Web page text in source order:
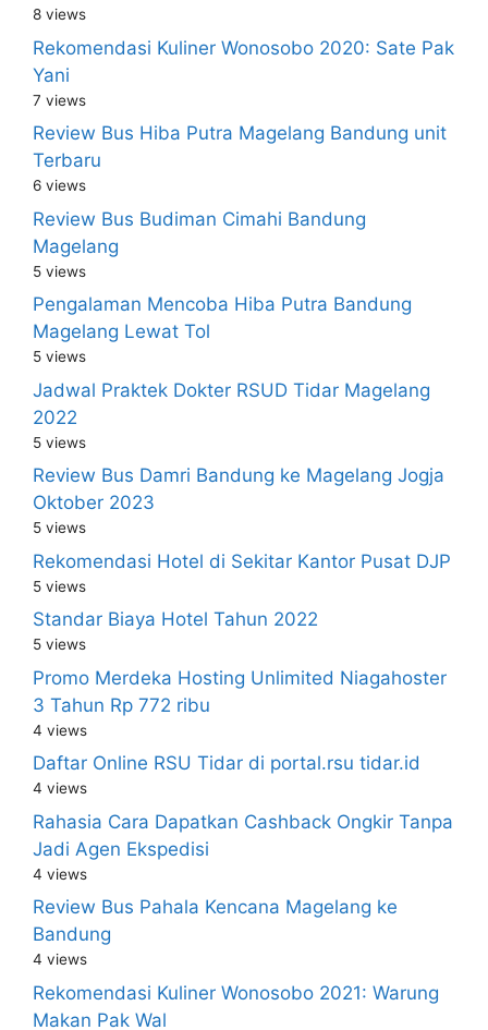
8 views
Rekomendasi Kuliner Wonosobo 2020: Sate Pak
Yani
7 views
Review Bus Hiba Putra Magelang Bandung unit
Terbaru
6 views
Review Bus Budiman Cimahi Bandung
Magelang
5 views
Pengalaman Mencoba Hiba Putra Bandung
Magelang Lewat Tol
5 views
Jadwal Praktek Dokter RSUD Tidar Magelang
2022
5 views
Review Bus Damri Bandung ke Magelang Jogja
Oktober 2023
5 views
Rekomendasi Hotel di Sekitar Kantor Pusat DJP
5 views
Standar Biaya Hotel Tahun 2022
5 views
Promo Merdeka Hosting Unlimited Niagahoster
3 Tahun Rp 772 ribu
4 views
Daftar Online RSU Tidar di portal.rsu tidar.id
4 views
Rahasia Cara Dapatkan Cashback Ongkir Tanpa
Jadi Agen Ekspedisi
4 views
Review Bus Pahala Kencana Magelang ke
Bandung
4 views
Rekomendasi Kuliner Wonosobo 2021: Warung
Makan Pak Wal